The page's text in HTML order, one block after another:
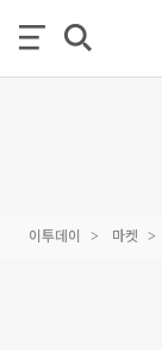
이투데이 마켓